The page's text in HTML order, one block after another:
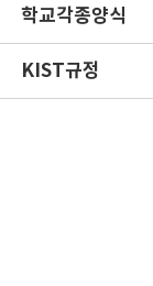
학교각종양식
KIST규정